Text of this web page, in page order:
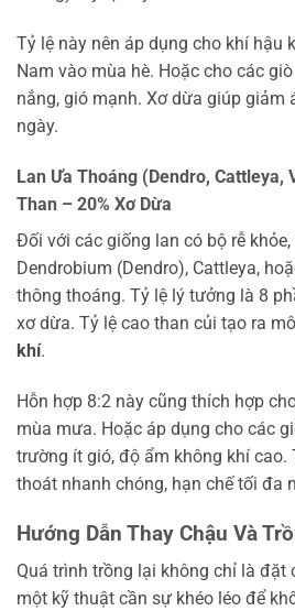
Tỷ lệ này nên áp dụng cho khí hậu
Nam vào mùa hè. Hoặc cho các
nắng, gió mạnh. Xơ dừa giúp giảm
ngày.
Lan Ưa Thoáng (Dendro, Cattleya,
Than – 20% Xơ Dừa
Đối với các giống lan có bộ rễ
Dendrobium (Dendro), Cattleya,
thông thoáng. Tỷ lệ lý tưởng là 8
xơ dừa. Tỷ lệ cao than củi tạo ra
khí.
Hỗn hợp 8:2 này cũng thích hợp
mùa mưa. Hoặc áp dụng cho các
trường ít gió, độ ẩm không khí cao.
thoát nhanh chóng, hạn chế tối đa
Hướng Dẫn Thay Chậu Và
Quá trình trồng lại không chỉ là đặt
một kỹ thuật cần sự khéo léo để